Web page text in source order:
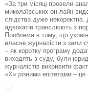
«За три місяці провели
миколаївських он-лайн
слідства дуже некоректна.
адвокатів транслюють з
Проблема в тому, що
власне журналісти з зали
– як коротку програму
виходять з суду, були
журналістів викривити
«Х» різними епітетами – це